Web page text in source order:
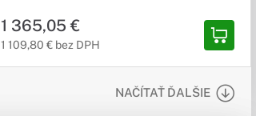
1 365,05 €
1 109,80 € bez DPH
NAČÍTAŤ ĎALŠIE